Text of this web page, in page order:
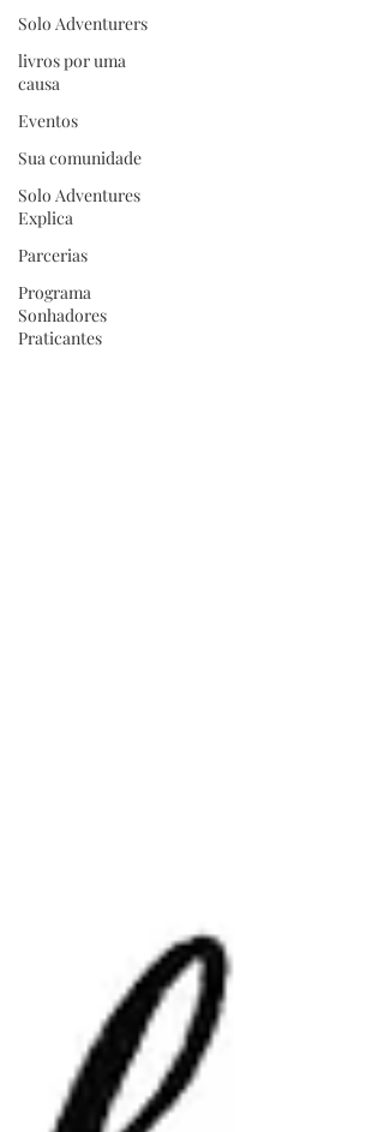
Solo Adventurers
livros por uma
causa
Eventos
Sua comunidade
Solo Adventures
Explica
Parcerias
Programa
Sonhadores
Praticantes